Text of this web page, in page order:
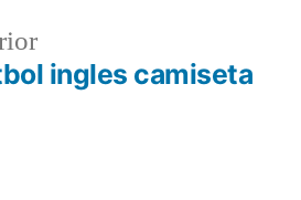
Entrada
anterior:
ingles camiseta